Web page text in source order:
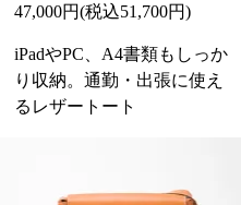
47,000円(税込51,700円)
iPadやPC、A4書類もしっか
り収納。通勤・出張に使え
るレザートート